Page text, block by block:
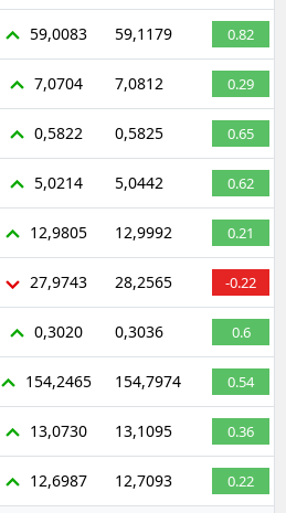
59,0083 59,1179 0.82
7,0704 7,0812 0.29
0,5822 0,5825 0.65
5,0214 5,0442 0.62
12,9805 12,9992 0.21
27,9743 28,2565 -0.22
0,3020 0,3036 0.6
154,2465 154,7974 0.54
13,0730 13,1095 0.36
12,6987 12,7093 0.22